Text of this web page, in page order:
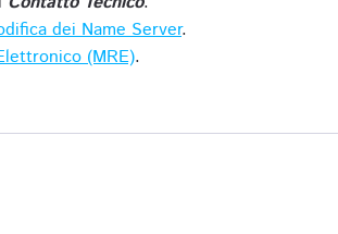
dei Name Server.
(MRE).